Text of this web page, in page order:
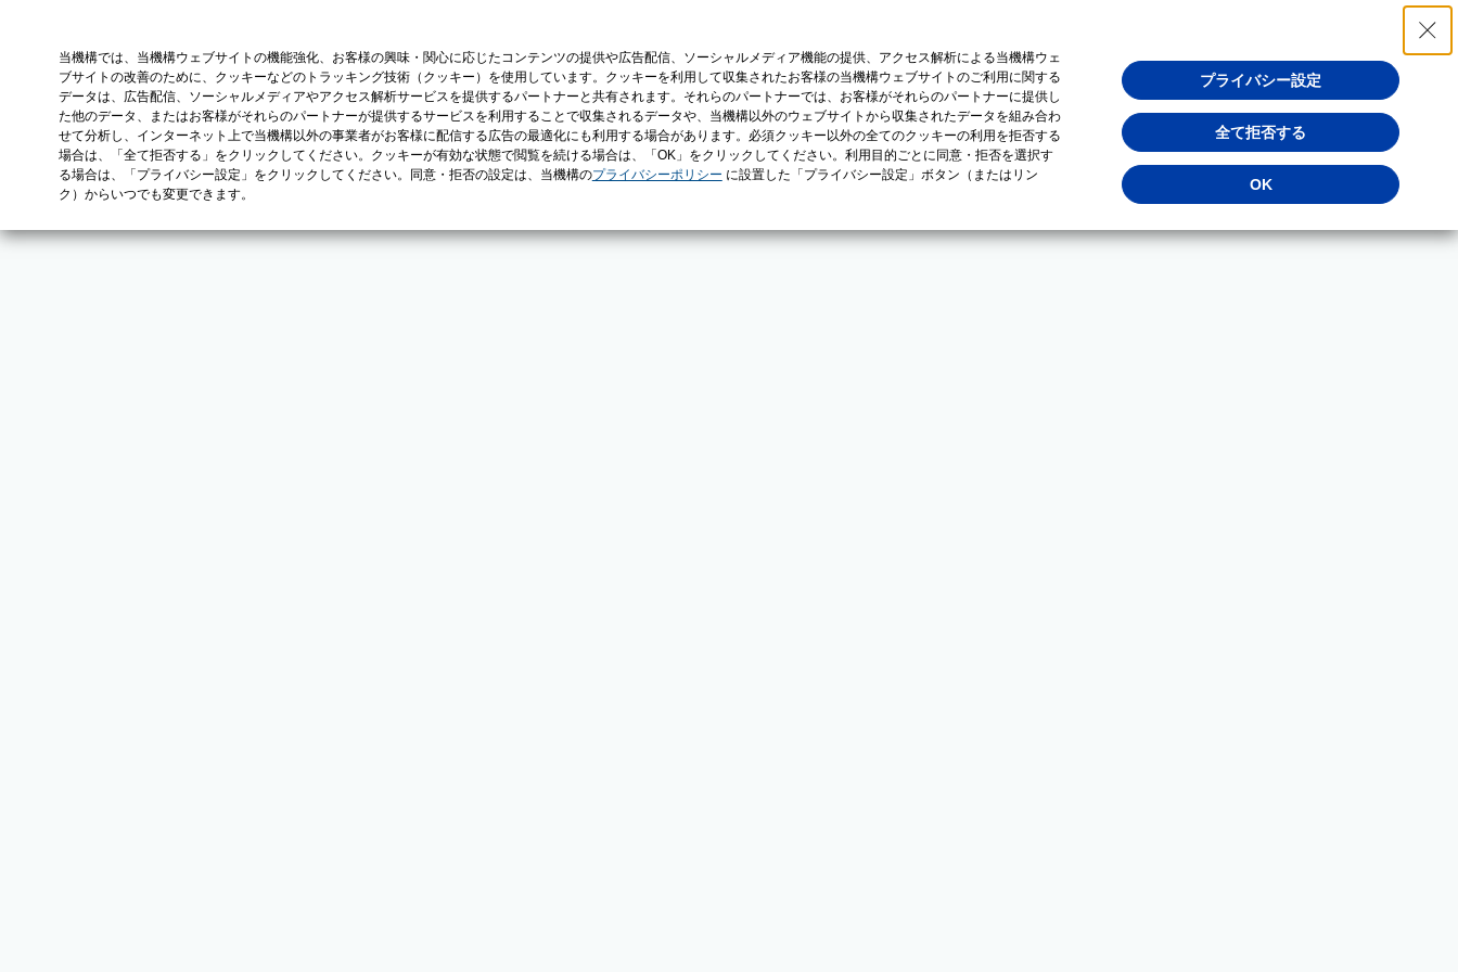
当機構では、当機構ウェブサイトの機能強化、お客様の興味・関心に応じたコンテンツの提供や広告配信、ソーシャルメディア機能の提供、アクセス解析による当機構ウェ
ブサイトの改善のために、クッキーなどのトラッキング技術（クッキー）を使用しています。クッキーを利用して収集されたお客様の当機構ウェブサイトのご利用に関する
データは、広告配信、ソーシャルメディアやアクセス解析サービスを提供するパートナーと共有されます。それらのパートナーでは、お客様がそれらのパートナーに提供し
た他のデータ、またはお客様がそれらのパートナーが提供するサービスを利用することで収集されるデータや、当機構以外のウェブサイトから収集されたデータを組み合わ
せて分析し、インターネット上で当機構以外の事業者がお客様に配信する広告の最適化にも利用する場合があります。必須クッキー以外の全てのクッキーの利用を拒否する
場合は、「全て拒否する」をクリックしてください。クッキーが有効な状態で閲覧を続ける場合は、「OK」をクリックしてください。利用目的ごとに同意・拒否を選択す
る場合は、「プライバシー設定」をクリックしてください。同意・拒否の設定は、当機構のプライバシーポリシー に設置した「プライバシー設定」ボタン（またはリン
ク）からいつでも変更できます。
プライバシー設定
全て拒否する
OK